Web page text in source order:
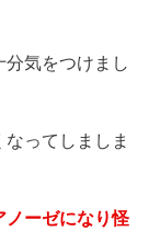
気をつけまし
ってしましま
ノーゼになり怪